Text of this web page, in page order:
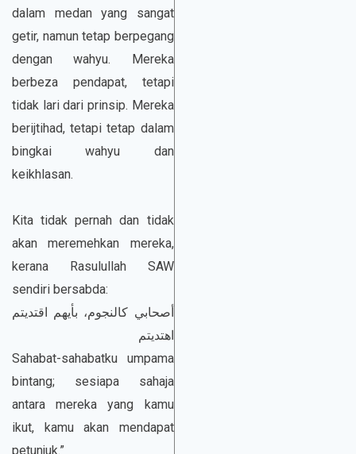
dalam medan yang sangat
getir, namun tetap berpegang
dengan wahyu. Mereka
berbeza pendapat, tetapi
tidak lari dari prinsip. Mereka
berijtihad, tetapi tetap dalam
bingkai wahyu dan
keikhlasan.
Kita tidak pernah dan tidak
akan meremehkan mereka,
kerana Rasulullah SAW
sendiri bersabda:
أصحابي كالنجوم، بأيهم اقتديتم
اهتديتم
Sahabat-sahabatku umpama
bintang; sesiapa sahaja
antara mereka yang kamu
ikut, kamu akan mendapat
petunjuk.”